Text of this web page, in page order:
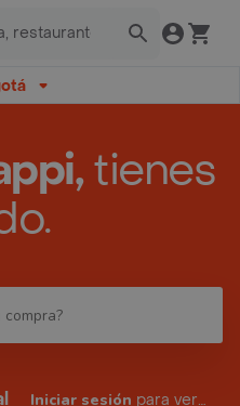
tienes
Iniciar sesión para ver tus direcciones